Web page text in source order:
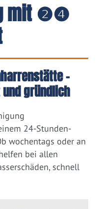
mit ❷❹
–
gründlich
24-Stunden-
wochentags oder an
bei allen
schnell